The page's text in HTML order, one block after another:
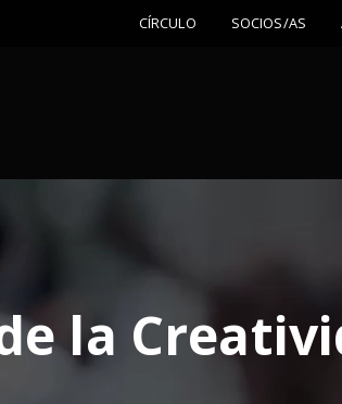
CÍRCULO SOCIOS/AS
la